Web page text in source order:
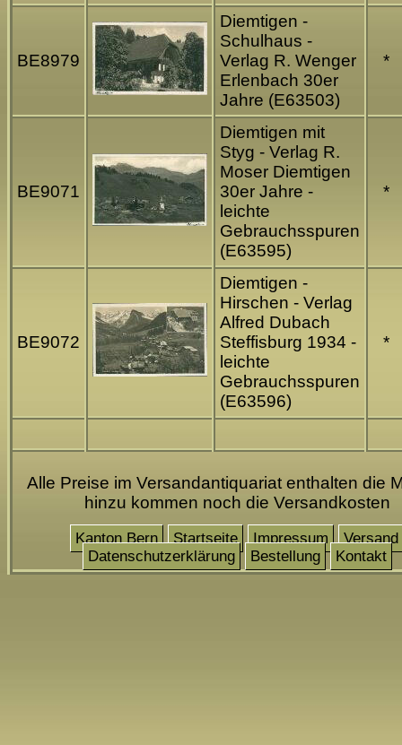
BE8979
Diemtigen -
Schulhaus -
Verlag R. Wenger
Erlenbach 30er
Jahre (E63503)
*
BE9071
Diemtigen mit
Styg - Verlag R.
Moser Diemtigen
30er Jahre -
leichte
Gebrauchsspuren
(E63595)
*
BE9072
Diemtigen -
Hirschen - Verlag
Alfred Dubach
Steffisburg 1934 -
leichte
Gebrauchsspuren
(E63596)
*
Alle Preise im Versandantiquariat enthalten die
hinzu kommen noch die Versandkosten
Kanton Bern Startseite Impressum
Versand
Datenschutzerklärung
Bestellung Kontakt